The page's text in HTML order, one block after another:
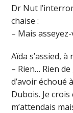
Dr Nut
chaise :
– Mais
Aïda s’assied,
– Rien… Rien
d’avoir échoué
Dubois. Je
m’attendais